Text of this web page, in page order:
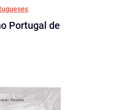
Portugal de